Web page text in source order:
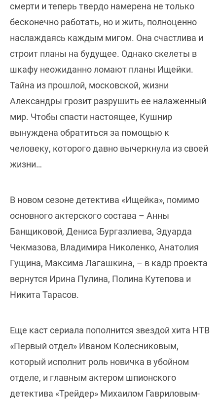
смерти и теперь твердо намерена не только
бесконечно работать, но и жить, полноценно
наслаждаясь каждым мигом. Она счастлива и
строит планы на будущее. Однако скелеты в
шкафу неожиданно ломают планы Ищейки.
Тайна из прошлой, московской, жизни
Александры грозит разрушить ее налаженный
мир. Чтобы спасти настоящее, Кушнир
вынуждена обратиться за помощью к
человеку, которого давно вычеркнула из своей
жизни…
В новом сезоне детектива «Ищейка», помимо
основного актерского состава – Анны
Банщиковой, Дениса Бургазлиева, Эдуарда
Чекмазова, Владимира Николенко, Анатолия
Гущина, Максима Лагашкина, – в кадр проекта
вернутся Ирина Пулина, Полина Кутепова и
Никита Тарасов.
Еще каст сериала пополнится звездой хита НТВ
«Первый отдел» Иваном Колесниковым,
который исполнит роль новичка в убойном
отделе, и главным актером шпионского
детектива «Трейдер» Михаилом Гавриловым-